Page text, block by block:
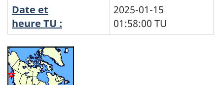
Date et
heure TU :
2025-01-15
01:58:00 TU